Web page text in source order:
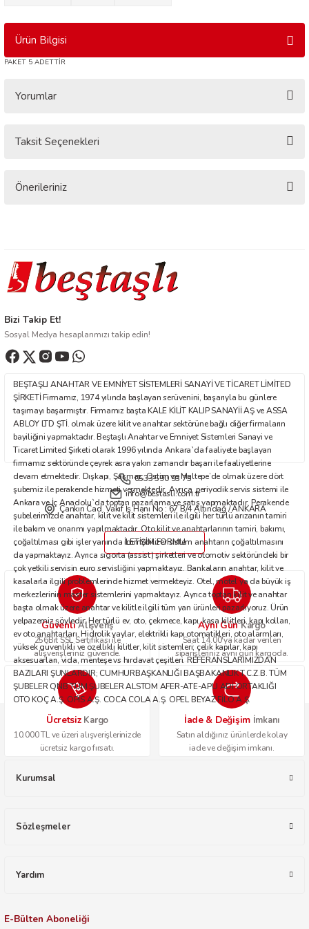
Ürün Bilgisi
PAKET 5 ADETTİR
Yorumlar
Bu ürüne ilk yorumu siz yapın!
Taksit Seçenekleri
Önerileriniz
Ürün resmi kalitesiz, bozuk veya görüntülenemiyor.
Ürün bilgilerinde hatalar bulunuyor.
Bu ürüne benzer farklı alternatifler olmalı.
Gönder
Bizi Takip Et!
Sosyal Medya hesaplarımızı takip edin!
BEŞTAŞLI ANAHTAR VE EMNİYET SİSTEMLERİ SANAYİ VE TİCARET LİMİTED
ŞİRKETİ Firmamız, 1974 yılında başlayan serüvenini, başarıyla bu günlere
taşımayı başarmıştır. Firmamız başta KALE KİLİT KALIP SANAYİİ AŞ ve ASSA
ABLOY LTD ŞTİ. olmak üzere kilit ve anahtar sektörüne bağlı diğer firmaların
bayiliğini yapmaktadır. Beştaşlı Anahtar ve Emniyet Sistemleri Sanayi ve
Ticaret Limited Şirketi olarak 1996 yılında Ankara`da faaliyete başlayan
firmamız sektöründe çeyrek asra yakın zamandır başarı ile faaliyetlerine
devam etmektedir. Dışkapı, Şaşmaz, Ostim ve Maltepe’de olmak üzere dört
şubemiz ile perakende hizmeti vermektedir. Ayrıca, periyodik servis sistemi ile
Ankara ve İç Anadolu`da toptan pazarlama ve satış yapmaktadır. Perakende
şubelerimizde anahtar, kilit ve kilit sistemleri ile ilgili her türlü arızanın tamiri
ile bakım ve onarımı yapılmaktadır. Oto kilit ve anahtarlarının tamiri, bakımı,
çoğaltılması gibi işler yanında immobilizer sistem anahtarın çoğaltılmasını
da yapmaktayız. Ayrıca sigorta (assist) şirketleri ve otomotiv sektöründeki bir
çok yetkili servisin euro servisliğini yapmaktayız. Bankaların anahtar, kilit ve
kasalarla ilgili problemlerinde hizmet vermekteyiz. Otel, motel ya da büyük iş
merkezlerinin master sistemlerini yapmaktayız. Ayrıca toptan kilit ve anahtar
başta olmak üzere anahtar ve kilitle ilgili tüm yan ürünleri pazarlıyoruz. Ürün
yelpazemiz şöyledir: Her türlü ev, oto, çekmece, kapı, kasa kilitleri, kapı kolları,
ev oto anahtarları. Hidrolik yaylar, elektrikli kapı otomatikleri, oto alarmları,
yüksek güvenlikli ve özellikli kilitler, kilit sistemleri; çelik kapılar, kapı
aksesuarları, vida, menteşe vs hırdavat çeşitleri. REFERANSLARIMIZDAN
BAZILARI ŞUNLARDIR; CUMHURBAŞKANLIĞI BAŞBAKANLIK T.C.Z.B. TÜM
ŞUBELER QNB TÜM ŞUBELER ALSTOM AFER-ATE-APU ADİ ORTAKLIĞI
OTO KOÇ A.Ş. OPİS A.Ş. COCA COLA A.Ş. OPEL BEYAZ FİLO A.Ş.
0533 590 93 75
info@bestasli.com.tr
Çankırı Cad. Vakıf İş Hanı No : 67 B/4 Altındağ / ANKARA
İLETİŞİM FORMU
GüvenliAlışveriş
256Bit SSL Sertifikası ile
alışverişleriniz güvende.
Aynı GünKargo
Saat 14.00'ya kadar verilen
siparişleriniz aynı gün kargoda.
Ücretsiz Kargo
10.000 TL ve üzeri alışverişlerinizde
ücretsiz kargo fırsatı.
İade & Değişim İmkanı
Satın aldığınız ürünlerde kolay
iade ve değişim imkanı.
Kurumsal
Sözleşmeler
Yardım
E-Bülten Aboneliği